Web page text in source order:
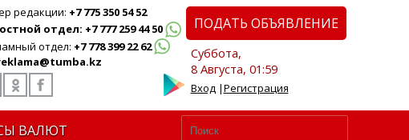
редакции: +7 775 350 54 52
отдел: +7 777 259 44 50
отдел: +7 778 399 22 62
ПОДАТЬ ОБЪЯВЛЕНИЕ
Суббота,
8 Августа, 01:59
Вход|Регистрация
ВАЛЮТ